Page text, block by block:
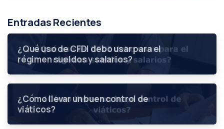
Entradas Recientes
¿Qué uso de CFDI debo usar para el
régimen sueldos y salarios?
¿Cómo llevar un buen control de
viáticos?